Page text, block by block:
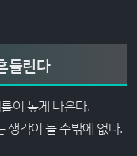
들린다
이 높게 나온다.
생각이 들 수밖에 없다.